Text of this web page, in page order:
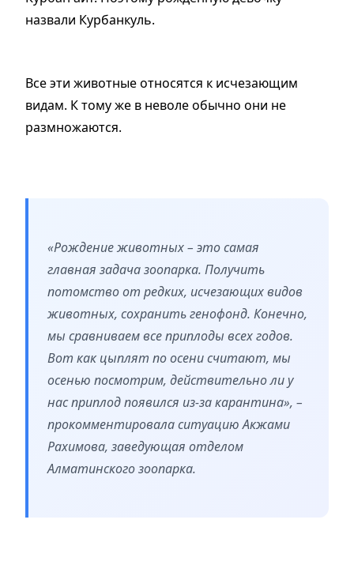
назвали Курбанкуль.
Все эти животные относятся к исчезающим
видам. К тому же в неволе обычно они не
размножаются.
«Рождение животных – это самая
главная задача зоопарка. Получить
потомство от редких, исчезающих видов
животных, сохранить генофонд. Конечно,
мы сравниваем все приплоды всех годов.
Вот как цыплят по осени считают, мы
осенью посмотрим, действительно ли у
нас приплод появился из-за карантина», –
прокомментировала ситуацию Акжами
Рахимова, заведующая отделом
Алматинского зоопарка.